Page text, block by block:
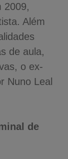
2009,
Além
de aula,
o ex-
Nuno Leal
de